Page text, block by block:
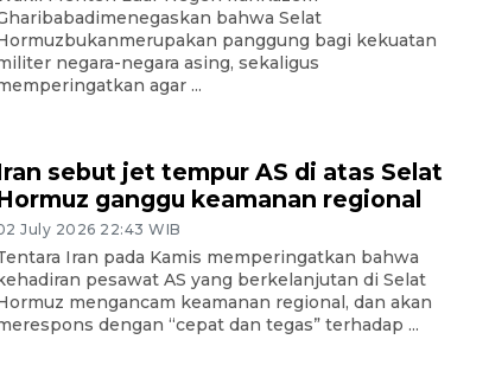
bahwa Selat
panggung bagi kekuatan
negara-negara asing, sekaligus
agar ...
sebut jet tempur AS di atas Selat
ganggu keamanan regional
July 2026 22:43 WIB
Iran pada Kamis memperingatkan bahwa
pesawat AS yang berkelanjutan di Selat
mengancam keamanan regional, dan akan
dengan “cepat dan tegas” terhadap ...